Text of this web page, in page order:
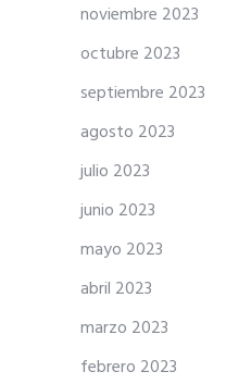
noviembre 2023
octubre 2023
septiembre 2023
agosto 2023
julio 2023
junio 2023
mayo 2023
abril 2023
marzo 2023
febrero 2023